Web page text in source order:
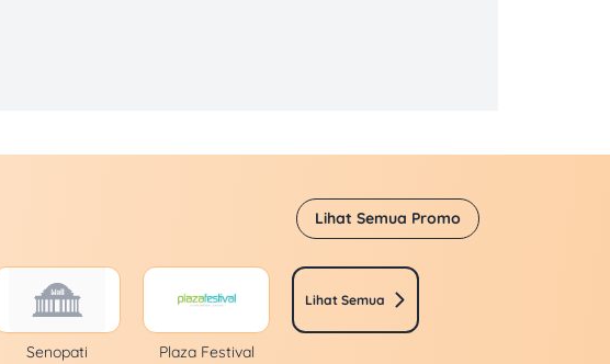
Lihat Semua Promo
Senopati Plaza Festival
Lihat Semua